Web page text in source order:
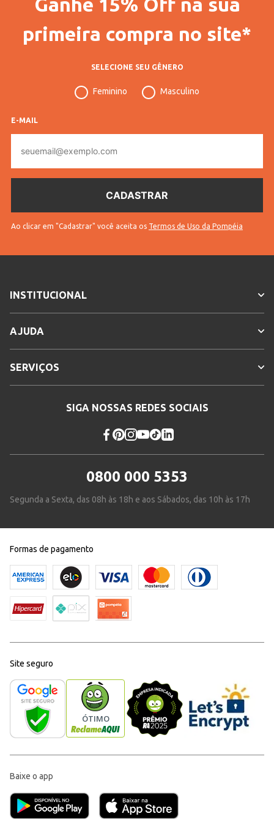
Confecção Plus Size
Adulto
Moletom
Cores
primeira compra no site*
SELECIONE SEU GÊNERO
Feminino Masculino
E-MAIL
mail
Ao clicar em "Cadastrar" você aceita os Termos de Uso da Pompéia
INSTITUCIONAL
AJUDA
SERVIÇOS
SIGA NOSSAS REDES SOCIAIS
0800 000 5353
Segunda a Sexta, das 08h às 18h e aos Sábados, das 10h às 17h
Formas de pagamento
Site seguro
Baixe o app